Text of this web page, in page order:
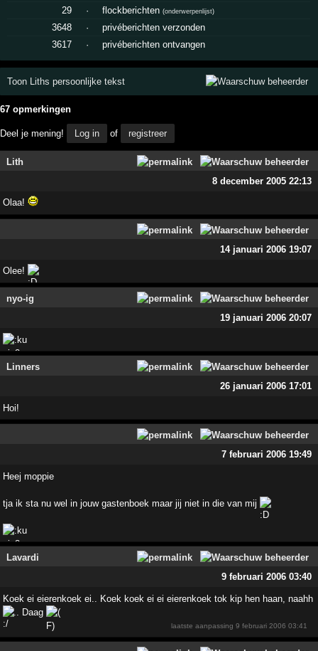
29
· flockberichten(onderwerpenlijst)
3648 ·
privéberichten verzonden
3617
· privéberichten ontvangen
Toon Liths persoonlijke tekst
67 opmerkingen
Deel je mening! Log in of registreer
Lith
8 december 2005 22:13
Olaa!
14 januari 2006 19:07
Olee!
nyo-ig
19 januari 2006 20:07
Linners
26 januari 2006 17:01
Hoi!
7 februari 2006 19:49
Heej moppie
tja ik sta nu wel in jouw gastenboek maar jij niet in die van mij
Lavardi
9 februari 2006 03:40
Koek ei eierenkoek ei.. Koek koek ei ei eierenkoek tok kip hen haan, naahh
.. Daag
laatste aanpassing9 februari 2006 03:41